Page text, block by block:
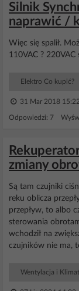
Silnik
naprawić /
Więc się spalił.
110VAC ?
Elektro Co kupić?
31 Mar 2018 15:22
Odpowiedzi: 7
zmiany
Są tam czujniki
reku oblicza
przepływ, to albo
sterowania
wchodził na
czujników nie ma,
Wentylacja i